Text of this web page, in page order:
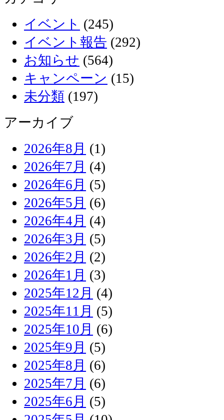
イベント (245)
イベント報告 (292)
お知らせ (564)
キャンペーン (15)
未分類 (197)
アーカイブ
2026年8月 (1)
2026年7月 (4)
2026年6月 (5)
2026年5月 (6)
2026年4月 (4)
2026年3月 (5)
2026年2月 (2)
2026年1月 (3)
2025年12月 (4)
2025年11月 (5)
2025年10月 (6)
2025年9月 (5)
2025年8月 (6)
2025年7月 (6)
2025年6月 (5)